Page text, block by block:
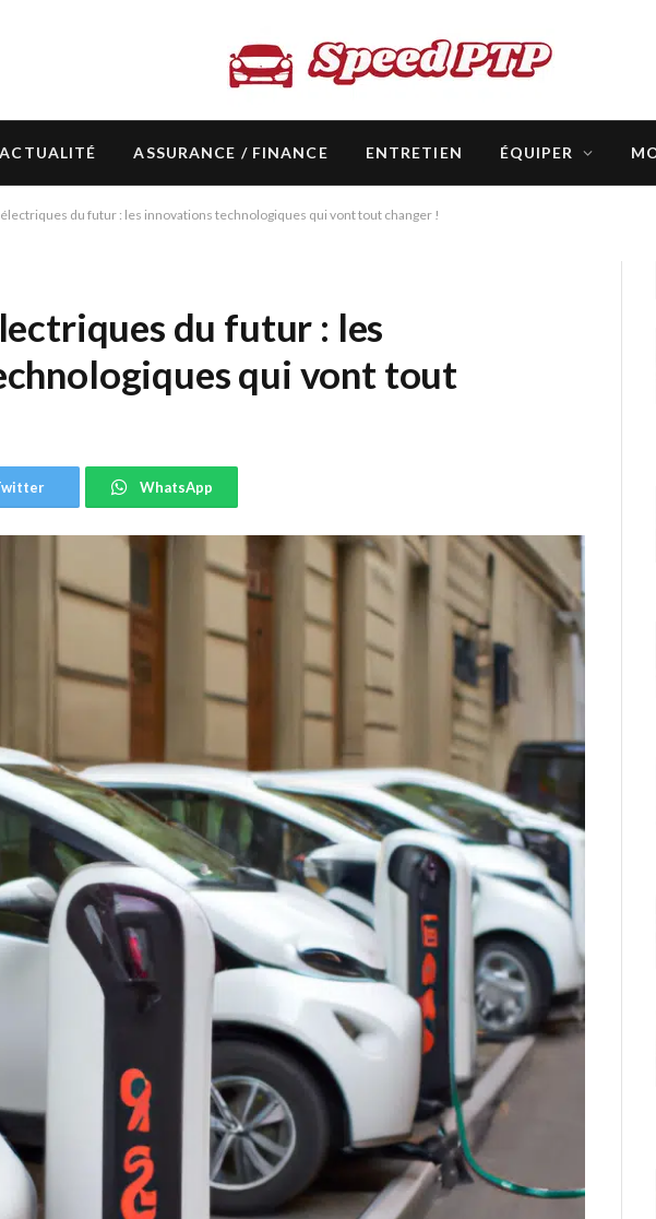
ACTUALITÉ ASSURANCE / FINANCE ENTRETIEN ÉQUIPER
du futur : les innovations technologiques qui vont tout changer !
du futur : les
qui vont tout
WhatsApp
sont sur le point de révolutionner l’industrie automobile avec des
De nombreuses avancées sont à prévoir dans ce domaine,
des batteries à l’intégration de l’intelligence artificielle dans
permettront d’accroître l’autonomie des voitures électriques, de